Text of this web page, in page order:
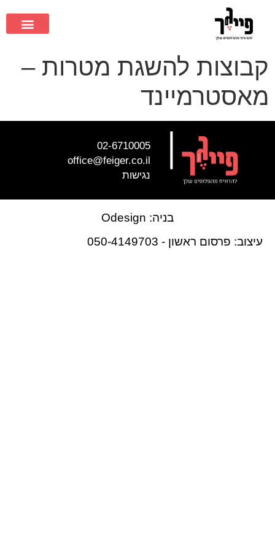
קבוצות להשגת מטרות –
מאסטרמיינד
|
02-6710005
office@feiger.co.il
נגישות
בניה: Odesign
עיצוב: פרסום ראשון - 050-4149703